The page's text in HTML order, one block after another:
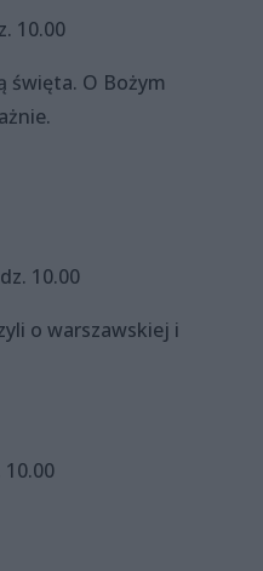
10.00
święta. O Bożym
10.00
o warszawskiej i